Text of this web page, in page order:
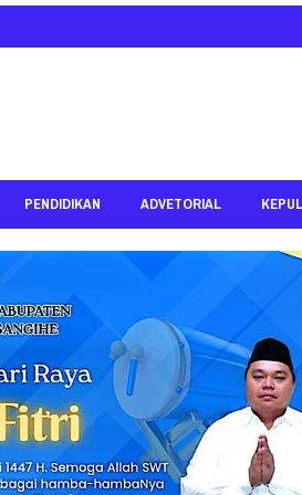
PENDIDIKAN ADVETORIAL